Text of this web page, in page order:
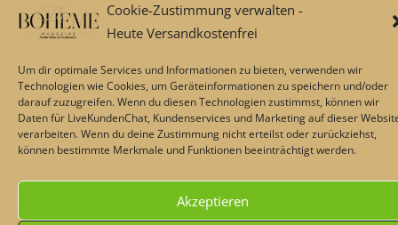
Cookie-Zustimmung verwalten -
Heute Versandkostenfrei
Um dir optimale Services und Informationen zu bieten, verwenden wir
Technologien wie Cookies, um Geräteinformationen zu speichern und/oder
darauf zuzugreifen. Wenn du diesen Technologien zustimmst, können wir
Daten für LiveKundenChat, Kundenservices und Marketing auf dieser
verarbeiten. Wenn du deine Zustimmung nicht erteilst oder zurückziehst,
können bestimmte Merkmale und Funktionen beeinträchtigt werden.
Akzeptieren
Die durchgestrichenen Preise entsprechen dem bisherigen Preis
in diesem Online-Shop.